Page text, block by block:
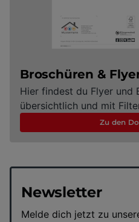
Broschüren &
Hier findest du Flyer und
übersichtlich und mit
Zu den
Newsletter
Melde dich jetzt zu